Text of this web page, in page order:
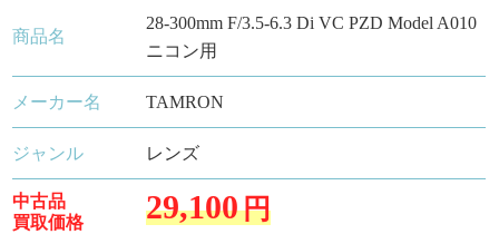
商品名
28-300mm F/3.5-6.3 Di VC PZD Model A010
ニコン用
メーカー名 TAMRON
ジャンル レンズ
中古品
買取価格
29,100円